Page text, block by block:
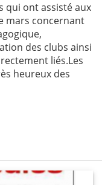
qui ont assisté aux
mars concernant
des clubs ainsi
liés.Les
heureux des